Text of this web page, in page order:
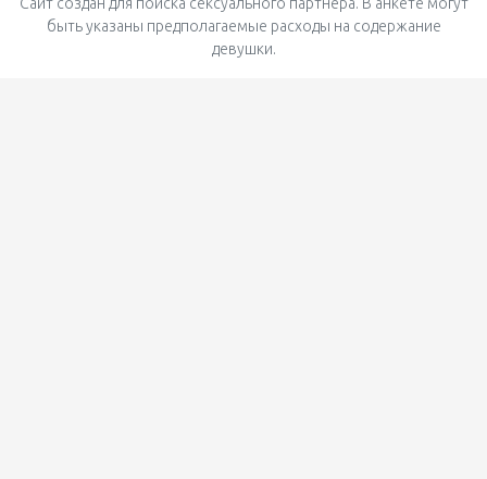
быть указаны предполагаемые расходы на содержание
девушки.